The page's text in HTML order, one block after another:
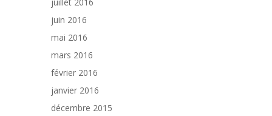
juin 2016
mai 2016
mars 2016
février 2016
janvier 2016
décembre 2015